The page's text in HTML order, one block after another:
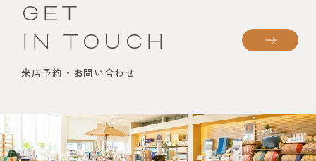
GET
IN TOUCH
来店予約・お問い合わせ